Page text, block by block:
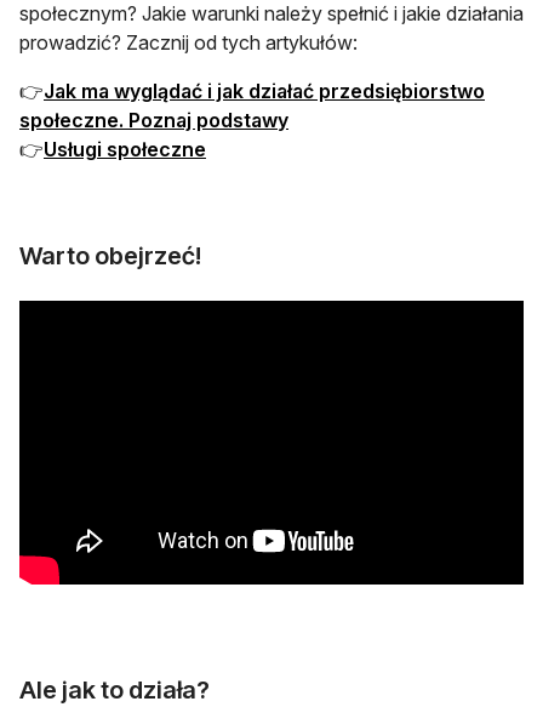
społecznym? Jakie warunki należy spełnić i jakie działania
prowadzić? Zacznij od tych artykułów:
👉Jak ma wyglądać i jak działać przedsiębiorstwo
społeczne. Poznaj podstawy
👉Usługi społeczne
Warto obejrzeć!
Ale jak to działa?